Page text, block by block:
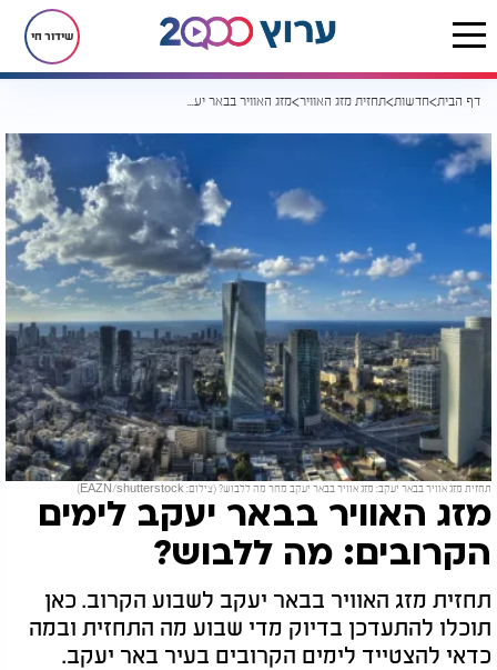
שידור חי
דף הבית חדשות תחזית מזג האוויר מזג האוויר בבאר יעקב לימים הקרובים: מה ללבוש?
תחזית מזג אוויר בבאר יעקב: מזג אוויר בבאר יעקב מחר מה ללבוש? (צילום: EAZN/shutterstock)
מזג האוויר בבאר יעקב לימים
הקרובים: מה ללבוש?
תחזית מזג האוויר בבאר יעקב לשבוע הקרוב. כאן
תוכלו להתעדכן בדיוק מדי שבוע מה התחזית ובמה
כדאי להצטייד לימים הקרובים בעיר באר יעקב.